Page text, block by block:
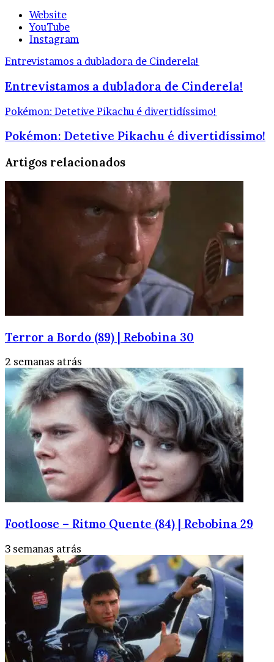
Website
YouTube
Instagram
Entrevistamos a dubladora de Cinderela!
Entrevistamos a dubladora de Cinderela!
Pokémon: Detetive Pikachu é divertidíssimo!
Pokémon: Detetive Pikachu é divertidíssimo!
Artigos relacionados
Terror a Bordo (89) | Rebobina 30
2 semanas atrás
Footloose – Ritmo Quente (84) | Rebobina 29
3 semanas atrás